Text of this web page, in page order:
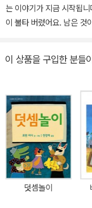
는 이야기가 지금 시작됩니다. 도서관에 폭탄이 떨어졌어요.
이 불타 버렸어요. 남은 것이
면요……. <아버지의 보물
켜 낸 이야기입니다. 전쟁은 많은 것들을 앗아갑니다. 사람의 목숨도
집도 물건도 그리고 시간
면 아버지는 왜 그 책을
끝까지 지켰던 걸까요?
서, 우리는 어떻게 다시 희망
남긴 단 하나의 선물 그리
모든 것이 불타 버린 어느
했습니다. 집을 떠나기 전
이 상품을 구입한 분들
덧셈놀이